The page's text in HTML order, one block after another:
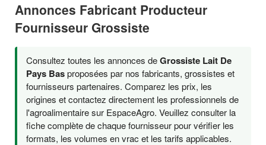
Annonces Fabricant Producteur
Fournisseur Grossiste
Consultez toutes les annonces deGrossiste Lait De
Pays Basproposées par nos fabricants, grossistes et
fournisseurs partenaires. Comparez les prix, les
origines et contactez directement les professionnels de
l'agroalimentaire sur EspaceAgro. Veuillez consulter la
fiche complète de chaque fournisseur pour vérifier les
formats, les volumes en vrac et les tarifs applicables.